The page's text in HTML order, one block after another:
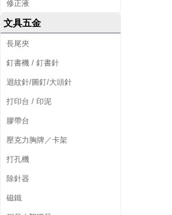
修正液
文具五金
長尾夾
釘書機 / 釘書針
迴紋針/圖釘/大頭針
打印台 / 印泥
膠帶台
壓克力胸牌／卡架
打孔機
除針器
磁鐵